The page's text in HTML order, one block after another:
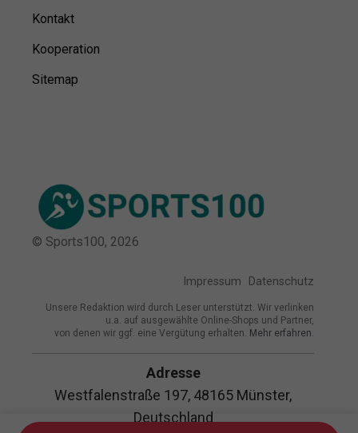
Kontakt
Kooperation
Sitemap
© Sports100, 2026
Impressum Datenschutz
Unsere Redaktion wird durch Leser unterstützt. Wir verlinken
u.a. auf ausgewählte Online-Shops und Partner,
von denen wir ggf. eine Vergütung erhalten. Mehr erfahren.
Adresse
Westfalenstraße 197, 48165 Münster,
Deutschland